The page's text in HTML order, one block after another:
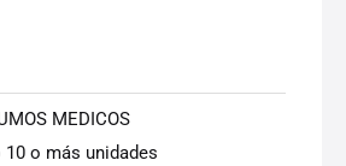
MEDICOS
o más unidades